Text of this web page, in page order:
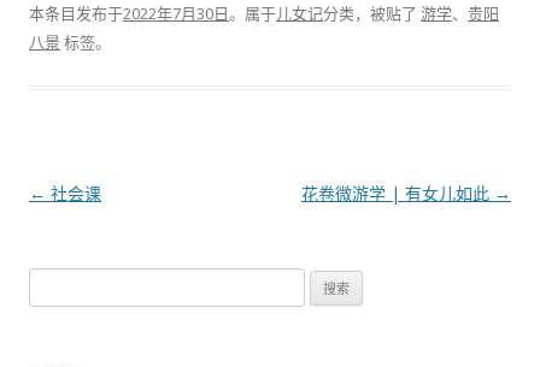
本条目发布于2022年7月30日。属于儿女记分类，被贴了 游学、 贵阳
八景标签。
文
← 社会课 花卷微游学 | 有女儿如此 →
索